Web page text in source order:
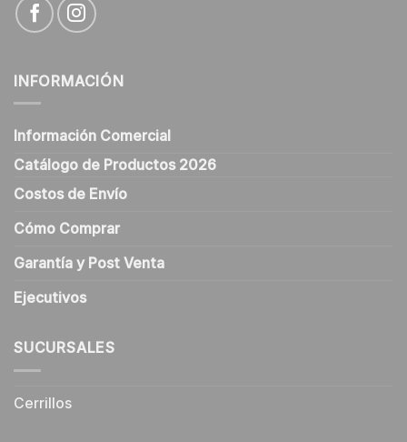
INFORMACIÓN
Información Comercial
Catálogo de Productos 2026
Costos de Envío
Cómo Comprar
Garantía y Post Venta
Ejecutivos
SUCURSALES
Cerrillos